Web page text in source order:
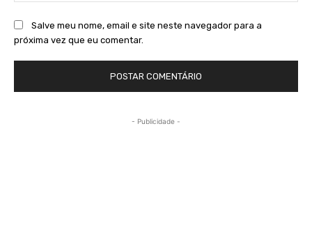
Salve meu nome, email e site neste navegador para a
próxima vez que eu comentar.
- Publicidade -